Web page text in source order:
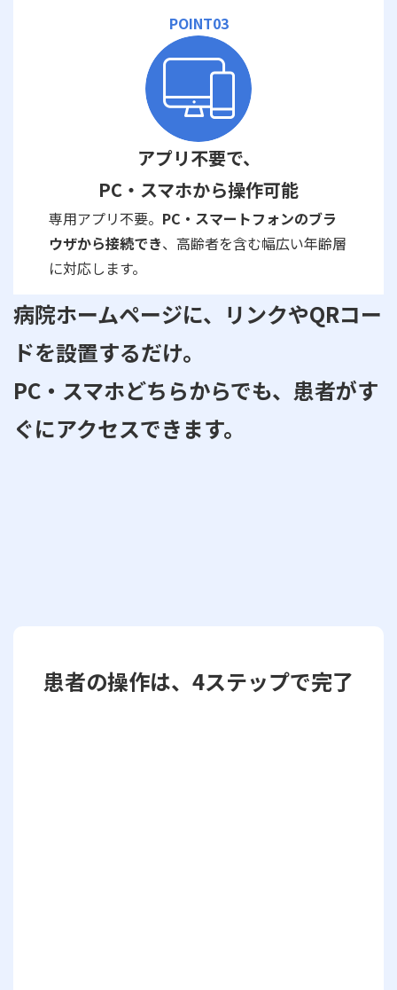
POINT03
アプリ不要で、
PC・スマホから操作可能
専用アプリ不要。 PC・スマートフォンのブラ
ウザから接続でき、高齢者を含む幅広い年齢層
に対応します。
病院ホームページに、リンクやQRコー
ドを設置するだけ。
PC・スマホどちらからでも、患者がす
ぐにアクセスできます。
患者の操作は、4ステップで完了